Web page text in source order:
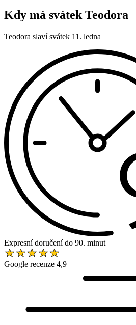
Kdy má svátek Teodora
Teodora slaví svátek 11. ledna
Expresní doručení do 90. minut
Google recenze 4,9